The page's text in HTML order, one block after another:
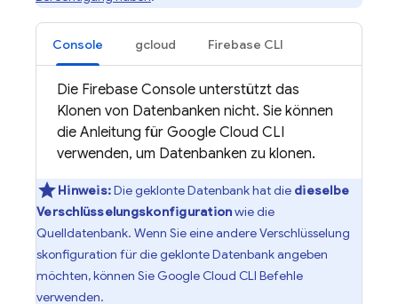
Console gcloud Firebase CLI
Die Firebase Console unterstützt das
Klonen von Datenbanken nicht. Sie können
die Anleitung für Google Cloud CLI
verwenden, um Datenbanken zu klonen.
Hinweis:Die geklonte Datenbank hat die dieselbe
Verschlüsselungskonfigurationwie die
Quelldatenbank. Wenn Sie eine andere Verschlüsselung
skonfiguration für die geklonte Datenbank angeben
möchten, können Sie Google Cloud CLI Befehle
verwenden.